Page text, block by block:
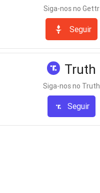
Siga-nos no Gettr
Seguir
Truth
Siga-nos no Truth
Seguir